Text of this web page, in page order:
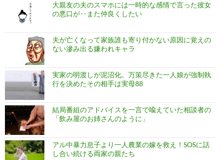
大親友の夫のスマホには一時的な感情で言った彼女
の悪口が‥また仲良くしたい
夫が亡くなって家族誰も寄り付かない原因に覚えの
ない滲み出る嫌われキャラ
実家の明渡しが泥沼化。万策尽きた一人娘が強制執
行を決めたその相手は実母88
結局番組のアドバイスを一言で喩えていた相談者の
「飲み屋のお姉さんのように」
アル中暴力息子より一人農業の嫁を救え！SOSに話
し合い続ける両家の親たち